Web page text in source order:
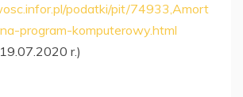
podatki/pit/74933,Amort
program-komputerowy.html
r.)